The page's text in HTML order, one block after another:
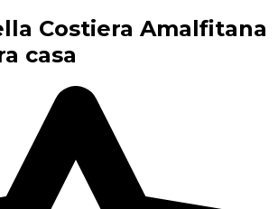
Costiera Amalfitana
casa